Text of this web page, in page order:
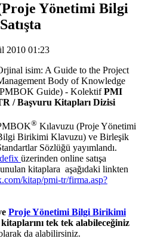
Yönetimi Bilgi
2010 01:23
isim: A Guide to the Project
Body of Knowledge
Guide) - KolektifPMI
/ Başvuru Kitapları Dizisi
® Kılavuzu (Proje Yönetimi
Birikimi Klavuzu) ve Birleşik
Sözlüğü yayımlandı.
üzerinden online satışa
kitaplara aşağıdaki linkten
kitap/pmi-tr/firma.asp?
Proje Yönetimi Bilgi Birikimi
kitaplarını tek tek alabileceğiniz
da alabilirsiniz.